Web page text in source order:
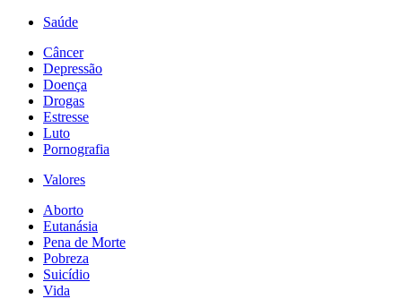
Saúde
Câncer
Depressão
Doença
Drogas
Estresse
Luto
Pornografia
Valores
Aborto
Eutanásia
Pena de Morte
Pobreza
Suicídio
Vida